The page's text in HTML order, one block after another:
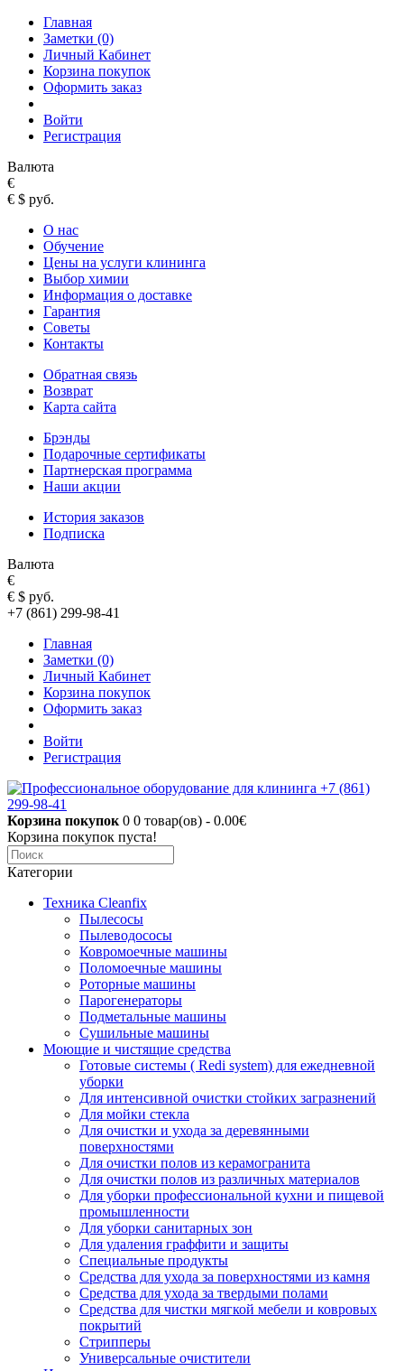
Главная
Заметки (0)
Личный Кабинет
Корзина покупок
Оформить заказ
Войти
Регистрация
Валюта
€
€ $ руб.
О нас
Обучение
Цены на услуги клининга
Выбор химии
Информация о доставке
Гарантия
Советы
Контакты
Обратная связь
Возврат
Карта сайта
Брэнды
Подарочные сертификаты
Партнерская программа
Наши акции
История заказов
Подписка
Валюта
€
€ $ руб.
+7 (861) 299-98-41
Главная
Заметки (0)
Личный Кабинет
Корзина покупок
Оформить заказ
Войти
Регистрация
Корзина покупок 0 0 товар(ов) - 0.00€
Корзина покупок пуста!
Категории
Техника Cleanfix
Пылесосы
Пылеводососы
Ковромоечные машины
Поломоечные машины
Роторные машины
Парогенераторы
Подметальные машины
Сушильные машины
Моющие и чистящие средства
Готовые системы ( Redi system) для ежедневной
уборки
Для интенсивной очистки стойких загразнений
Для мойки стекла
Для очистки и ухода за деревянными
поверхностями
Для очистки полов из керамогранита
Для очистки полов из различных материалов
Для уборки профессиональной кухни и пищевой
промышленности
Для уборки санитарных зон
Для удаления граффити и защиты
Специальные продукты
Средства для ухода за поверхностями из камня
Средства для ухода за твердыми полами
Средства для чистки мягкой мебели и ковровых
покрытий
Стрипперы
Универсальные очистители